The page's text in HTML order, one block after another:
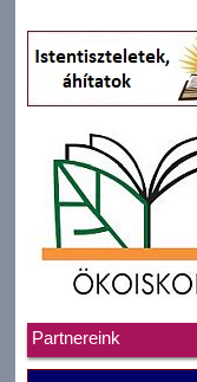
Partnereink